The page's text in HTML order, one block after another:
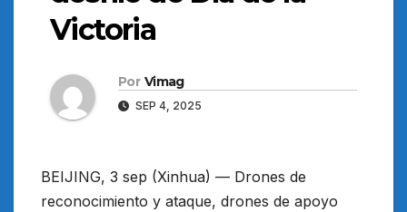
Victoria
Por Vimag
SEP 4, 2025
BEIJING, 3 sep (Xinhua) — Drones de
reconocimiento y ataque, drones de apoyo